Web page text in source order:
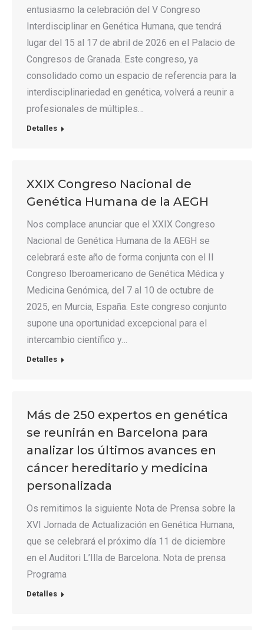
entusiasmo la celebración del V Congreso
Interdisciplinar en Genética Humana, que tendrá
lugar del 15 al 17 de abril de 2026 en el Palacio de
Congresos de Granada. Este congreso, ya
consolidado como un espacio de referencia para la
interdisciplinariedad en genética, volverá a reunir a
profesionales de múltiples…
Detalles
XXIX Congreso Nacional de
Genética Humana de la AEGH
Nos complace anunciar que el XXIX Congreso
Nacional de Genética Humana de la AEGH se
celebrará este año de forma conjunta con el II
Congreso Iberoamericano de Genética Médica y
Medicina Genómica, del 7 al 10 de octubre de
2025, en Murcia, España. Este congreso conjunto
supone una oportunidad excepcional para el
intercambio científico y…
Detalles
Más de 250 expertos en genética
se reunirán en Barcelona para
analizar los últimos avances en
cáncer hereditario y medicina
personalizada
Os remitimos la siguiente Nota de Prensa sobre la
XVI Jornada de Actualización en Genética Humana,
que se celebrará el próximo día 11 de diciembre
en el Auditori L’Illa de Barcelona. Nota de prensa
Programa
Detalles